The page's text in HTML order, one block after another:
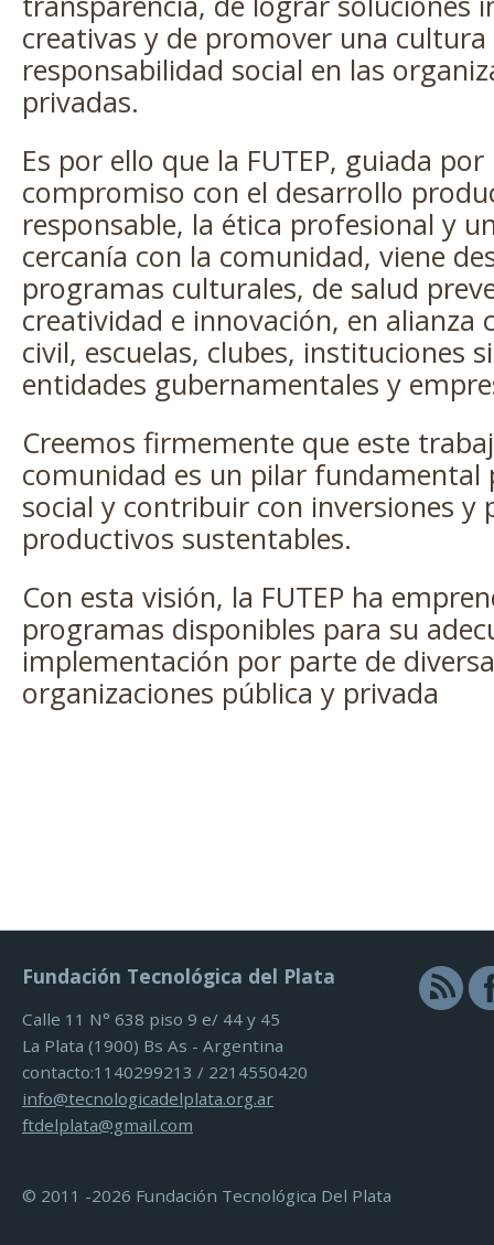
creativas y de promover una cultura
responsabilidad social en las
privadas.
Es por ello que la FUTEP, guiada
compromiso con el desarrollo
responsable, la ética profesional y
cercanía con la comunidad, viene
programas culturales, de salud
creatividad e innovación, en alianza
civil, escuelas, clubes, instituciones
entidades gubernamentales y
Creemos firmemente que este
comunidad es un pilar fundamental
social y contribuir con inversiones y
productivos sustentables.
Con esta visión, la FUTEP ha
programas disponibles para su
implementación por parte de
organizaciones pública y privada
Fundación Tecnológica del Plata
Calle 11 N° 638 piso 9 e/ 44 y 45
La Plata (1900) Bs As - Argentina
contacto:1140299213 / 2214550420
info@tecnologicadelplata.org.ar
ftdelplata@gmail.com
© 2011 -2026 Fundación Tecnológica Del Plata